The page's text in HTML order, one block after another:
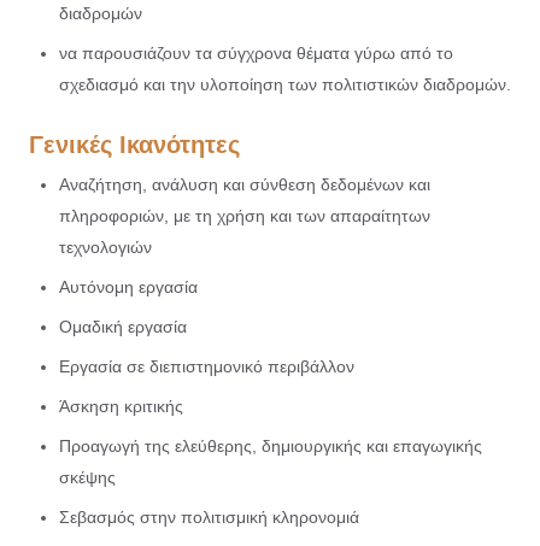
διαδρομών
να παρουσιάζουν τα σύγχρονα θέματα γύρω από το
σχεδιασμό και την υλοποίηση των πολιτιστικών διαδρομών.
Γενικές Ικανότητες
Αναζήτηση, ανάλυση και σύνθεση δεδομένων και
πληροφοριών, με τη χρήση και των απαραίτητων
τεχνολογιών
Αυτόνομη εργασία
Ομαδική εργασία
Εργασία σε διεπιστημονικό περιβάλλον
Άσκηση κριτικής
Προαγωγή της ελεύθερης, δημιουργικής και επαγωγικής
σκέψης
Σεβασμός στην πολιτισμική κληρονομιά